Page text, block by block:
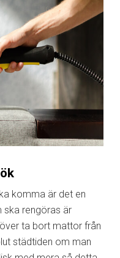
komma är det en
ska rengöras är
ta bort mattor från
städtiden om man